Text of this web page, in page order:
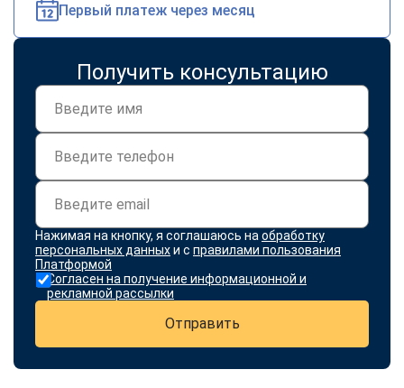
Первый платеж через месяц
Получить консультацию
Нажимая на кнопку, я соглашаюсь на обработку
персональных данныхи с правилами пользования
Платформой
Согласен на получение информационной и
рекламной рассылки
Отправить